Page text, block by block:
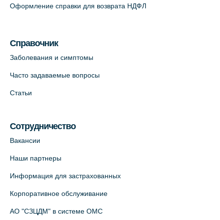
+7 (812) 660-73-69
На карте
На карте
Лабораторный терминал на
партнёр)
+7 (812) 498-10-30
Оформление справки для возврата НДФЛ
Справочник
Заболевания и симптомы
Часто задаваемые вопросы
Статьи
Сотрудничество
Вакансии
Наши партнеры
Информация для застрахованных
Корпоративное обслуживание
АО "СЗЦДМ" в системе ОМС